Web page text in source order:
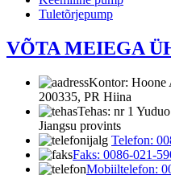
Tuletõrjepump
VÕTA MEIEGA
Kontor: Hoone
200335, PR Hiina
Tehas: nr 1
Jiangsu provints
Telefon:
Faks: 0086-021-
Mobiiltelefon: